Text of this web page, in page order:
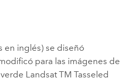
en inglés) se diseñó
para las imágenes de
Landsat TM Tasseled